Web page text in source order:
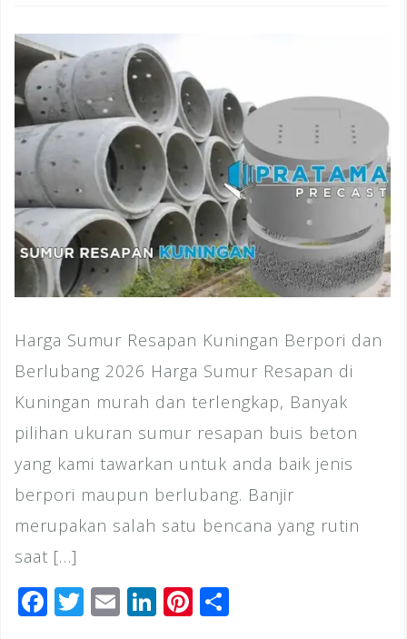
Harga Sumur Resapan Kuningan Berpori dan
Berlubang 2026 Harga Sumur Resapan di
Kuningan murah dan terlengkap, Banyak
pilihan ukuran sumur resapan buis beton
yang kami tawarkan untuk anda baik jenis
berpori maupun berlubang. Banjir
merupakan salah satu bencana yang rutin
saat […]
F T E Li Pi